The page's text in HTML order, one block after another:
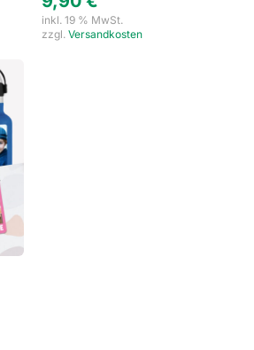
inkl. 19 % MwSt.
zzgl. Versandkosten